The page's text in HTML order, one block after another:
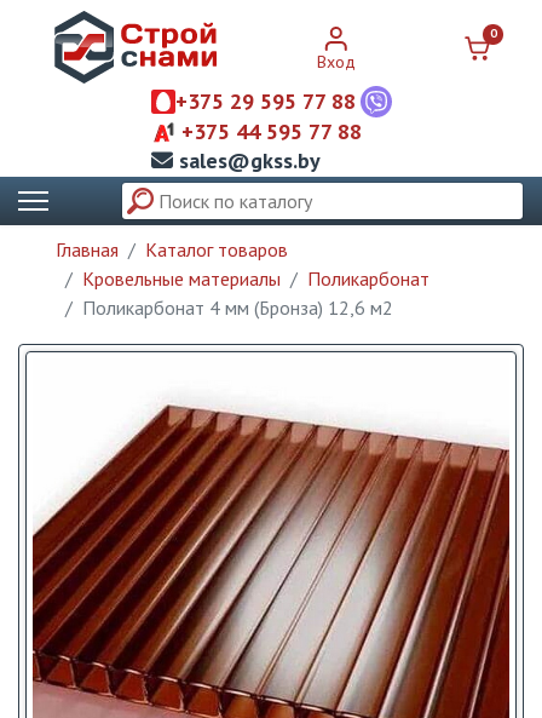
+375 29 595 77 88
+375 44 595 77 88
sales@gkss.by
Вход
0
Главная
Каталог товаров
Кровельные материалы
Поликарбонат
Поликарбонат 4 мм (Бронза) 12,6 м2